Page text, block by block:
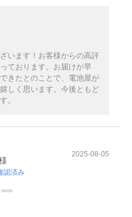
います！お客様からの高評
ております。お届けが早
きたとのことで、電池屋が
しく思います。今後ともど
。
認済み
2025-08-05